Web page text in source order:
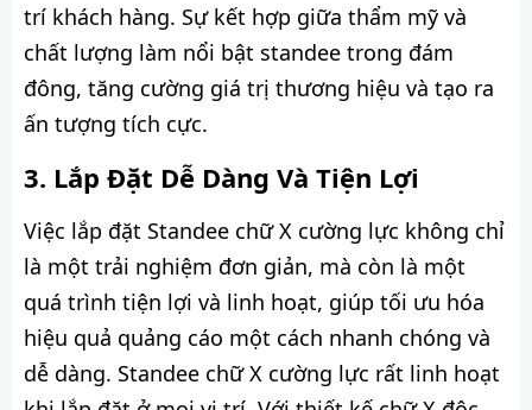
trí khách hàng. Sự kết hợp giữa thẩm mỹ và
chất lượng làm nổi bật standee trong đám
đông, tăng cường giá trị thương hiệu và tạo ra
ấn tượng tích cực.
Lắp Đặt Dễ Dàng Và Tiện Lợi
Việc lắp đặt Standee chữ X cường lực không chỉ
là một trải nghiệm đơn giản, mà còn là một
quá trình tiện lợi và linh hoạt, giúp tối ưu hóa
hiệu quả quảng cáo một cách nhanh chóng và
dễ dàng. Standee chữ X cường lực rất linh hoạt